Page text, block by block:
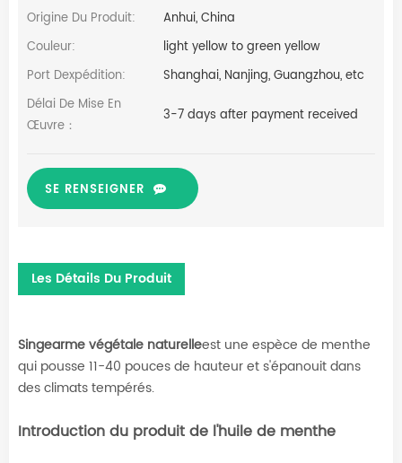
Origine Du Produit:
Anhui, China
Couleur:
light yellow to green yellow
Port Dexpédition:
Shanghai, Nanjing, Guangzhou, etc
Délai De Mise En
Œuvre：
3-7 days after payment received
SE RENSEIGNER
Les Détails Du Produit
Singearme végétale naturelleest une espèce de menthe
qui pousse 11-40 pouces de hauteur et s'épanouit dans
des climats tempérés.
Introduction du produit de l'huile de menthe